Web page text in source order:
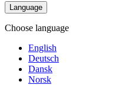
Language
Choose language
English
Deutsch
Dansk
Norsk